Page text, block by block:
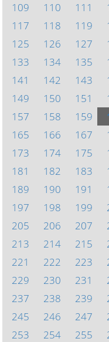
109
110 111
117
118 119
125
126 127
133
134 135
141
142 143
149
150 151
157
158 159
165
166 167
173
174 175
181
182 183
189
190 191
197
198 199
205
206 207
213
214 215
221
222 223
229
230 231
237
238 239
245
246 247
253
254 255